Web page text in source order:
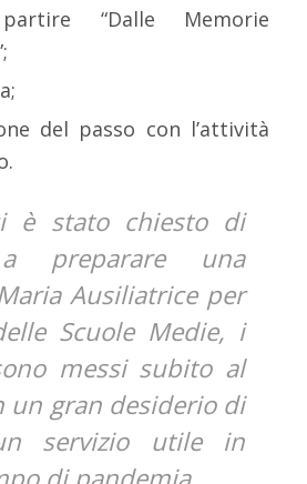
“Dalle Memorie
del passo con l’attività
è stato chiesto di
preparare una
Ausiliatrice per
Scuole Medie, i
messi subito al
un gran desiderio di
servizio utile in